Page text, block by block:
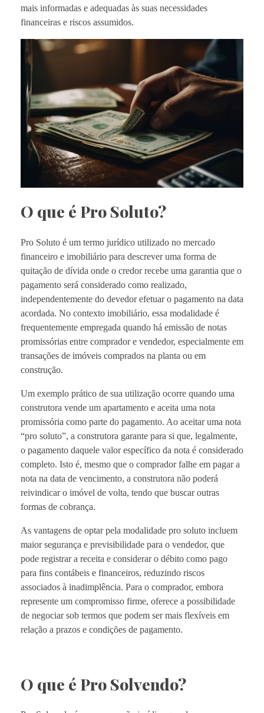
mais informadas e adequadas às suas necessidades
financeiras e riscos assumidos.
O que é Pro Soluto?
Pro Soluto é um termo jurídico utilizado no mercado
financeiro e imobiliário para descrever uma forma de
quitação de dívida onde o credor recebe uma garantia que o
pagamento será considerado como realizado,
independentemente do devedor efetuar o pagamento na data
acordada. No contexto imobiliário, essa modalidade é
frequentemente empregada quando há emissão de notas
promissórias entre comprador e vendedor, especialmente em
transações de imóveis comprados na planta ou em
construção.
Um exemplo prático de sua utilização ocorre quando uma
construtora vende um apartamento e aceita uma nota
promissória como parte do pagamento. Ao aceitar uma nota
“pro soluto”, a construtora garante para si que, legalmente,
o pagamento daquele valor específico da nota é considerado
completo. Isto é, mesmo que o comprador falhe em pagar a
nota na data de vencimento, a construtora não poderá
reivindicar o imóvel de volta, tendo que buscar outras
formas de cobrança.
As vantagens de optar pela modalidade pro soluto incluem
maior segurança e previsibilidade para o vendedor, que
pode registrar a receita e considerar o débito como pago
para fins contábeis e financeiros, reduzindo riscos
associados à inadimplência. Para o comprador, embora
represente um compromisso firme, oferece a possibilidade
de negociar sob termos que podem ser mais flexíveis em
relação a prazos e condições de pagamento.
O que é Pro Solvendo?